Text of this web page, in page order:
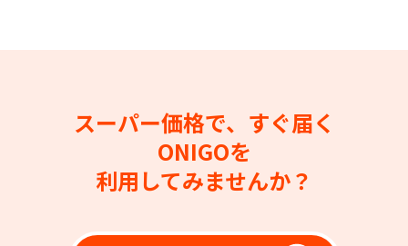
スーパー価格で、すぐ届く
ONIGOを
利用してみませんか？